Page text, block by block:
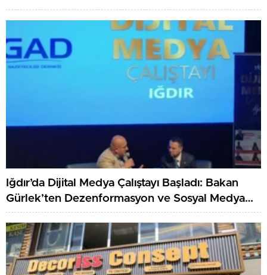
Iğdır’da Dijital Medya Çalıştayı Başladı: Bakan
Gürlek’ten Dezenformasyon ve Sosyal Medya
Düzenlemesi Mesajı